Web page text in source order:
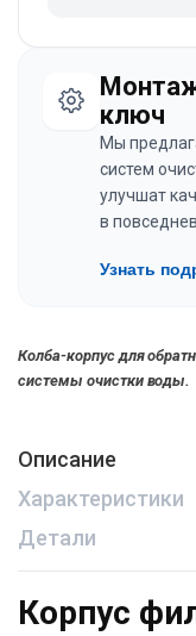
ключ
Мы
систем
улучшат
в
Узнать
Колба-корпус для
системы очистки воды.
Описание
Характеристики
Детали
Корпус